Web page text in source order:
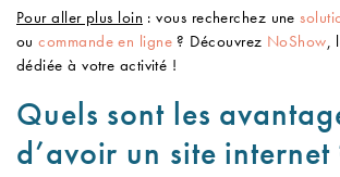
Pour aller plus loin : vous recherchez une
oucommande en ligne? Découvrez NoShow,
dédiée à votre activité !
Quels sont les
d’avoir un site internet